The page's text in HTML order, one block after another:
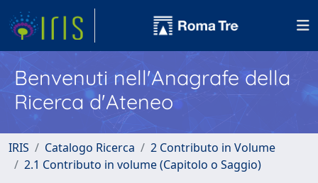
Benvenuti nell'Anagrafe della
Ricerca d'Ateneo
IRIS Catalogo Ricerca
2 Contributo in Volume
2.1 Contributo in volume (Capitolo o Saggio)